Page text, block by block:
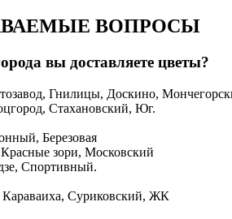
ВОПРОСЫ
вы доставляете цветы?
Гнилицы, Доскино,
Стахановский, Юг.
Березовая
зори, Московский
Спортивный.
Суриковский, ЖК